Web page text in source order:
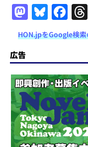
M
a
st
o
d
o
n
Bl
u
e
s
k
y
F
a
c
e
b
o
o
k
HON.jpをGoogle検索
広告